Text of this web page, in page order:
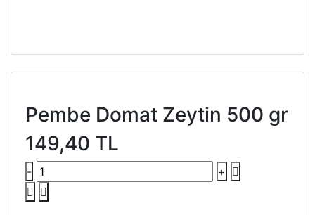
Pembe Domat Zeytin 500 gr
149,40 TL
- +